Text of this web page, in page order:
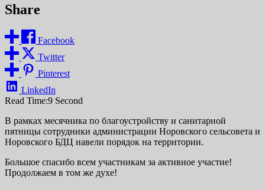
Share
Facebook
Twitter
Pinterest
LinkedIn
Read Time:9 Second
В рамках месячника по благоустройству и санитарной
пятницы сотрудники администрации Норовского сельсовета и
Норовского БДЦ навели порядок на территории.
Большое спасибо всем участникам за активное участие!
Продолжаем в том же духе!